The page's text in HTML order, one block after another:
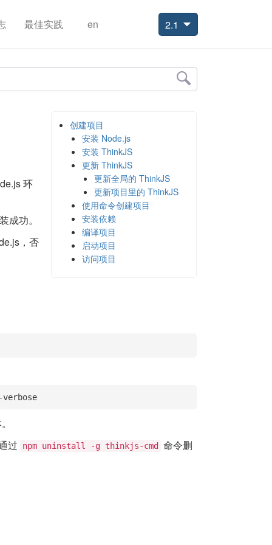
最佳实践 en 2.1
创建项目
安装 Node.js
安装 ThinkJS
更新 ThinkJS
更新全局的 ThinkJS
更新项目里的 ThinkJS
使用命令创建项目
安装依赖
编译项目
启动项目
访问项目
环
成功。
，否
过
npm uninstall -g thinkjs-cmd 命令删